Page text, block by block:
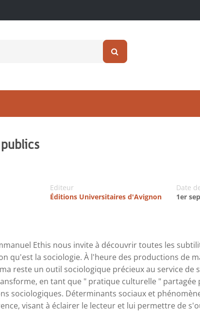
Editeur
Éditions Universitaires d'Avignon
Date
1er
Ethis nous invite à découvrir toutes les
qu'est la sociologie. À l'heure des productions de
reste un outil sociologique précieux au service de
en tant que " pratique culturelle " partagée
sociologiques. Déterminants sociaux et
visant à éclairer le lecteur et lui permettre de